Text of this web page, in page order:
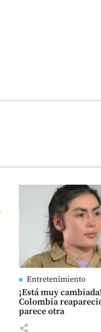
Entretenimiento
¡Está muy
Colombia
parece otra
share